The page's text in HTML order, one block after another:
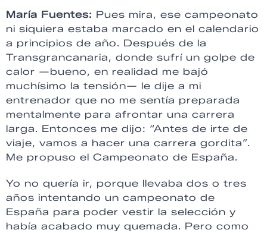
María Fuentes: Pues mira, ese campeonato
ni siquiera estaba marcado en el calendario
a principios de año. Después de la
Transgrancanaria, donde sufrí un golpe de
calor —bueno, en realidad me bajó
muchísimo la tensión— le dije a mi
entrenador que no me sentía preparada
mentalmente para afrontar una carrera
larga. Entonces me dijo: “Antes de irte de
viaje, vamos a hacer una carrera gordita”.
Me propuso el Campeonato de España.
Yo no quería ir, porque llevaba dos o tres
años intentando un campeonato de
España para poder vestir la selección y
había acabado muy quemada. Pero como